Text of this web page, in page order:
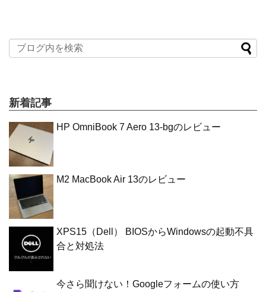
新着記事
HP OmniBook 7 Aero 13-bgのレビュー
M2 MacBook Air 13のレビュー
XPS15（Dell） BIOSからWindowsの起動不具
合と対処法
今さら聞けない！Googleフォームの使い方